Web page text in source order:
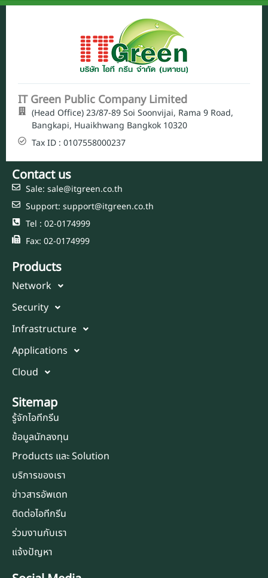
IT Green Public Company Limited
(Head Office) 23/87-89 Soi Soonvijai, Rama 9 Road,
Bangkapi, Huaikhwang Bangkok 10320
Tax ID : 0107558000237
Contact us
Sale: sale@itgreen.co.th
Support: support@itgreen.co.th
Tel : 02-0174999
Fax: 02-0174999
Products
Network
Security
Infrastructure
Applications
Cloud
Sitemap
รู้จักไอทีกรีน
ข้อมูลนักลงทุน
Products และ Solution
บริการของเรา
ข่าวสารอัพเดท
ติดต่อไอทีกรีน
ร่วมงานกับเรา
แจ้งปัญหา